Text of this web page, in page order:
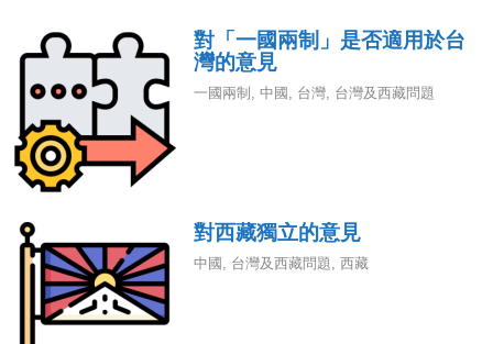
對「一國兩制」是否適用於台
灣的意見
一國兩制 , 中國 , 台灣, 台灣及西藏問題
對西藏獨立的意見
中國 , 台灣及西藏問題, 西藏